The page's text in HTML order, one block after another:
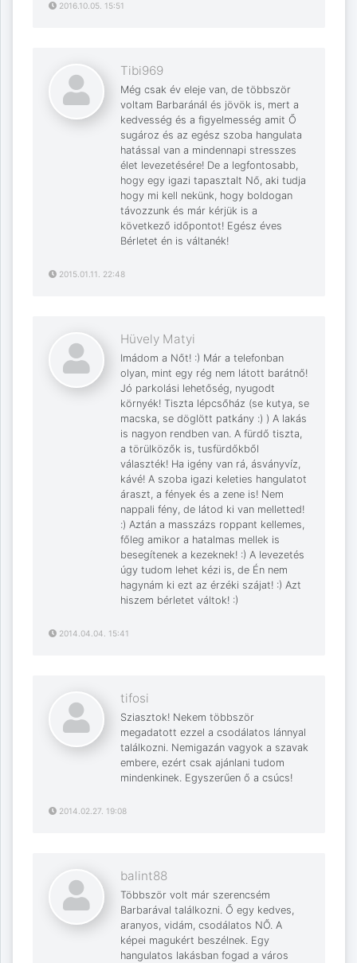
2016.10.05. 15:51
Tibi969
Még csak év eleje van, de többször
voltam Barbaránál és jövök is, mert a
kedvesség és a figyelmesség amit Ő
sugároz és az egész szoba hangulata
hatással van a mindennapi stresszes
élet levezetésére! De a legfontosabb,
hogy egy igazi tapasztalt Nő, aki tudja
hogy mi kell nekünk, hogy boldogan
távozzunk és már kérjük is a
következő időpontot! Egész éves
Bérletet én is váltanék!
2015.01.11. 22:48
Hüvely Matyi
Imádom a Nőt! :) Már a telefonban
olyan, mint egy rég nem látott barátnő!
Jó parkolási lehetőség, nyugodt
környék! Tiszta lépcsőház (se kutya, se
macska, se döglött patkány :) ) A lakás
is nagyon rendben van. A fürdő tiszta,
a törülközők is, tusfürdőkből
választék! Ha igény van rá, ásványvíz,
kávé! A szoba igazi keleties hangulatot
áraszt, a fények és a zene is! Nem
nappali fény, de látod ki van melletted!
:) Aztán a masszázs roppant kellemes,
főleg amikor a hatalmas mellek is
besegítenek a kezeknek! :) A levezetés
úgy tudom lehet kézi is, de Én nem
hagynám ki ezt az érzéki szájat! :) Azt
hiszem bérletet váltok! :)
2014.04.04. 15:41
tifosi
Sziasztok! Nekem többször
megadatott ezzel a csodálatos lánnyal
találkozni. Nemigazán vagyok a szavak
embere, ezért csak ajánlani tudom
mindenkinek. Egyszerűen ő a csúcs!
2014.02.27. 19:08
balint88
Többször volt már szerencsém
Barbarával találkozni. Ő egy kedves,
aranyos, vidám, csodálatos NŐ. A
képei magukért beszélnek. Egy
hangulatos lakásban fogad a város